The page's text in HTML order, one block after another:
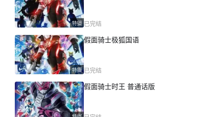
特摄 已完结
特摄
假面骑士极狐国语
已完结
假面骑士时王 普通话版